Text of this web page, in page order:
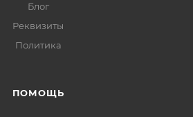
Блог
Реквизиты
Политика
ПОМОЩЬ